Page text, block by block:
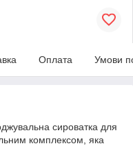
Оплата Умови
сироватка для
комплексом, яка